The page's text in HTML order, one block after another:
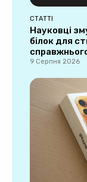
СТАТТІ
Науковці
білок для
9 Серпня 2026